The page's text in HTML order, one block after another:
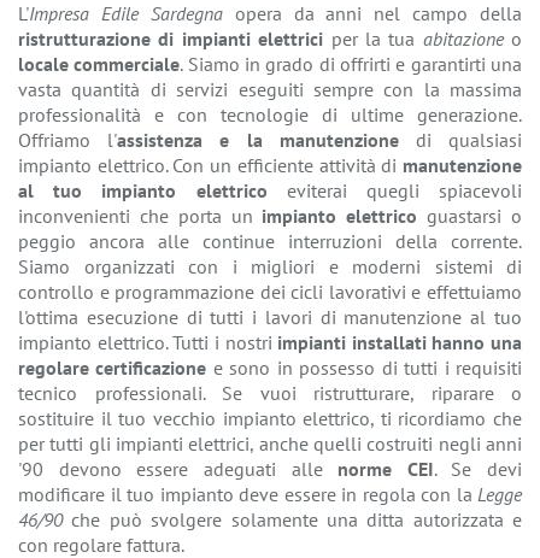
L'Impresa Edile Sardegnaopera da anni nel campo della
ristrutturazione di impianti elettrici per la tua abitazioneo
locale commerciale. Siamo in grado di offrirti e garantirti una
vasta quantità di servizi eseguiti sempre con la massima
professionalità e con tecnologie di ultime generazione.
Offriamo l'assistenza e la manutenzionedi qualsiasi
impianto elettrico. Con un efficiente attività di manutenzione
al tuo impianto elettrico eviterai quegli spiacevoli
inconvenienti che porta un impianto elettrico guastarsi o
peggio ancora alle continue interruzioni della corrente.
Siamo organizzati con i migliori e moderni sistemi di
controllo e programmazione dei cicli lavorativi e effettuiamo
l'ottima esecuzione di tutti i lavori di manutenzione al tuo
impianto elettrico. Tutti i nostri impianti installati hanno una
regolare certificazione e sono in possesso di tutti i requisiti
tecnico professionali. Se vuoi ristrutturare, riparare o
sostituire il tuo vecchio impianto elettrico, ti ricordiamo che
per tutti gli impianti elettrici, anche quelli costruiti negli anni
'90 devono essere adeguati alle norme CEI. Se devi
modificare il tuo impianto deve essere in regola con la Legge
46/90che può svolgere solamente una ditta autorizzata e
con regolare fattura.